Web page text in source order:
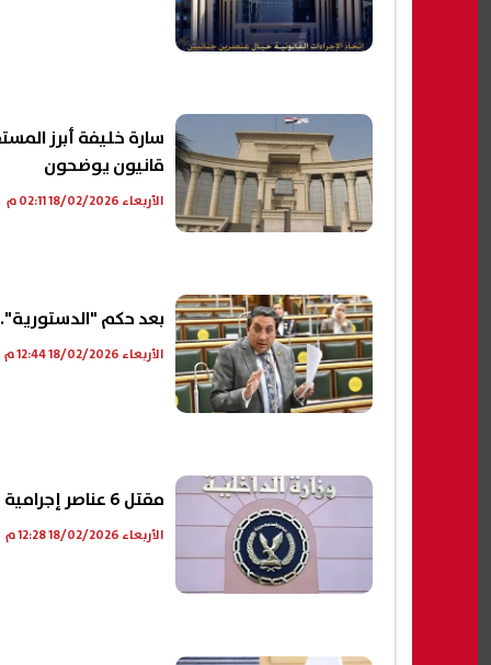
سارة خليفة أبرز
قانيون يوضحون
الأربعاء 18/02/2026 02:11 م
بعد حكم "الدستورية"..
الأربعاء 18/02/2026 12:44 م
مقتل 6 عناصر إجرامية وإصابة فرد شرطة فى اشتباكات بالقليوبية
الأربعاء 18/02/2026 12:28 م